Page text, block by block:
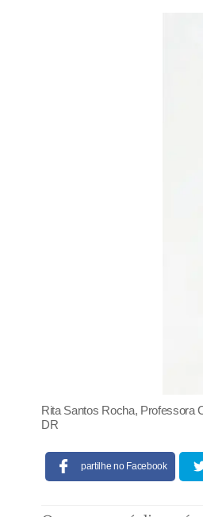
Rita Santos Rocha, Professora
DR
partilhe no Facebook